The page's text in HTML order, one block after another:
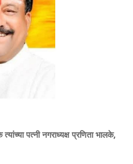
पत्नी नगराध्यक्ष प्रणिता भालके,